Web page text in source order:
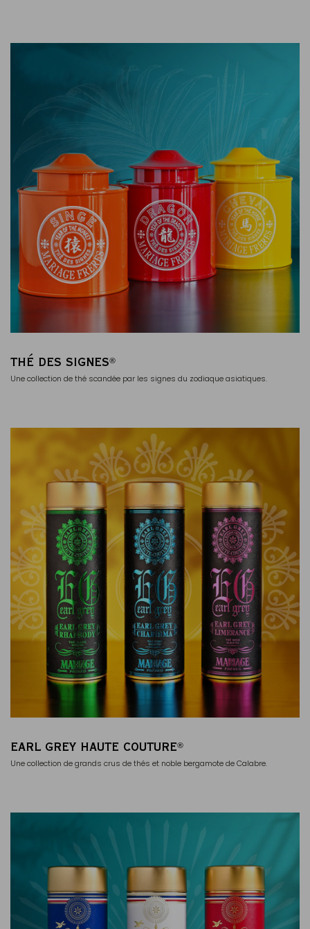
THÉ DES SIGNES®
Une collection de thé scandée par les signes du zodiaque asiatiques.
EARL GREY HAUTE COUTURE®
Une collection de grands crus de thés et noble bergamote de Calabre.